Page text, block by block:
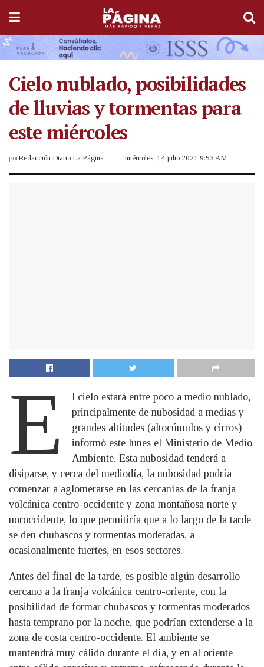
Cielo nublado, posibilidades
de lluvias y tormentas para
este miércoles
porRedacción Diario La Página miércoles, 14 julio 2021 9:53 AM
E
l cielo estará entre poco a medio nublado,
principalmente de nubosidad a medias y
grandes altitudes (altocúmulos y cirros)
informó este lunes el Ministerio de Medio
Ambiente. Esta nubosidad tenderá a
disiparse, y cerca del mediodía, la nubosidad podría
comenzar a aglomerarse en las cercanías de la franja
volcánica centro-occidente y zona montañosa norte y
noroccidente, lo que permitiría que a lo largo de la tarde
se den chubascos y tormentas moderadas, a
ocasionalmente fuertes, en esos sectores.
Antes del final de la tarde, es posible algún desarrollo
cercano a la franja volcánica centro-oriente, con la
posibilidad de formar chubascos y tormentas moderados
hasta temprano por la noche, que podrían extenderse a la
zona de costa centro-occidente. El ambiente se
mantendrá muy cálido durante el día, y en al oriente